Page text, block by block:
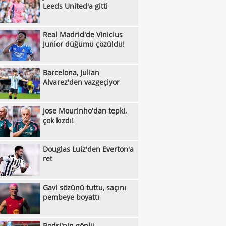
Vlahovic için karar haftası: Beşiktaş
yanıt bekliyor
Fenerbahçe'den Martinelli hamlesi
Pavlidis, Fenerbahçe'yi Kerem'e sordu!
Fenerbahçe'de forvet planı: Ya Endrick ya
Yazarlardan Beşiktaş yorumları
Rafael Leao, Galatasaray'a çok yakın!
masadaki rakam
Mauro Icardi'den Galatasaray'ın teklifine
son durum
İşte Konferans Ligi'nde gecenin sonuçları
Mauro Icardi'ye yeni talip
İşte Avrupa Ligi'nde gecenin sonuçları!
Benfica, Hearts karşısında gol oldu
Leeds United'a gitti
Real Madrid'de Vinicius
Junior düğümü çözüldü!
Barcelona, Julian
Alvarez'den vazgeçiyor
Jose Mourinho'dan tepki,
çok kızdı!
Douglas Luiz'den Everton'a
ret
Gavi sözünü tuttu, saçını
pembeye boyattı